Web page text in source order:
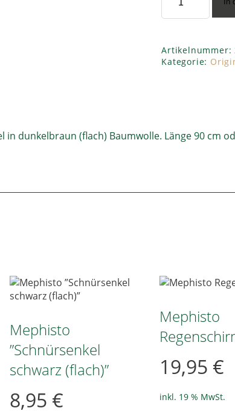
”Schnürsenkel
dunkelbraun
Menge
Artikelnummer:
Kategorie:
in dunkelbraun (flach) Baumwolle. Länge 90 cm
Mephisto
”Schnürsenkel
schwarz (flach)”
8,95 €
Mephisto
19,95 €
inkl. 19 % MwSt.